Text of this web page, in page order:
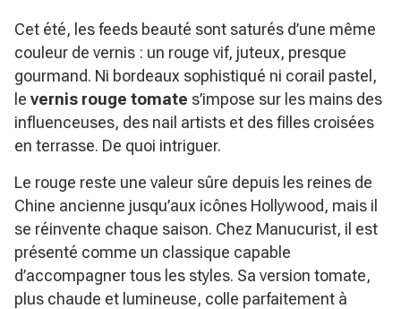
Cet été, les feeds beauté sont saturés d’une même
couleur de vernis : un rouge vif, juteux, presque
gourmand. Ni bordeaux sophistiqué ni corail pastel,
le vernis rouge tomate s’impose sur les mains des
influenceuses, des nail artists et des filles croisées
en terrasse. De quoi intriguer.
Le rouge reste une valeur sûre depuis les reines de
Chine ancienne jusqu’aux icônes Hollywood, mais il
se réinvente chaque saison. Chez Manucurist, il est
présenté comme un classique capable
d’accompagner tous les styles. Sa version tomate,
plus chaude et lumineuse, colle parfaitement à